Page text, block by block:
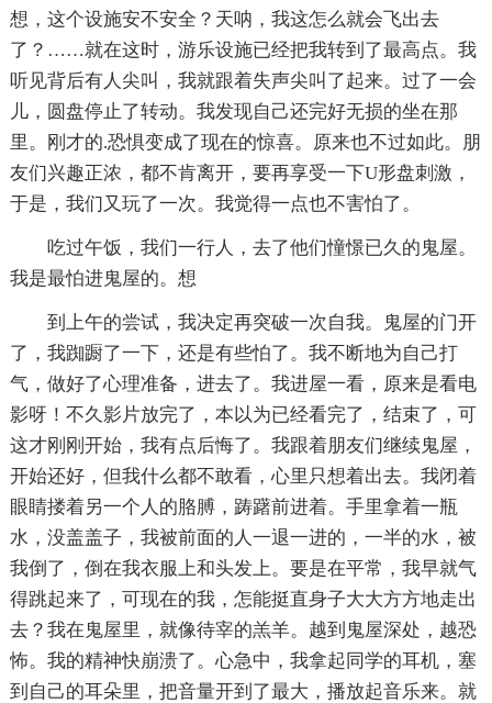
想，这个设施安不安全？天呐，我这怎么就会飞出去
了？……就在这时，游乐设施已经把我转到了最高点。我
听见背后有人尖叫，我就跟着失声尖叫了起来。过了一会
儿，圆盘停止了转动。我发现自己还完好无损的坐在那
里。刚才的.恐惧变成了现在的惊喜。原来也不过如此。朋
友们兴趣正浓，都不肯离开，要再享受一下U形盘刺激，
于是，我们又玩了一次。我觉得一点也不害怕了。
吃过午饭，我们一行人，去了他们憧憬已久的鬼屋。
我是最怕进鬼屋的。想
到上午的尝试，我决定再突破一次自我。鬼屋的门开
了，我踟蹰了一下，还是有些怕了。我不断地为自己打
气，做好了心理准备，进去了。我进屋一看，原来是看电
影呀！不久影片放完了，本以为已经看完了，结束了，可
这才刚刚开始，我有点后悔了。我跟着朋友们继续鬼屋，
开始还好，但我什么都不敢看，心里只想着出去。我闭着
眼睛搂着另一个人的胳膊，踌躇前进着。手里拿着一瓶
水，没盖盖子，我被前面的人一退一进的，一半的水，被
我倒了，倒在我衣服上和头发上。要是在平常，我早就气
得跳起来了，可现在的我，怎能挺直身子大大方方地走出
去？我在鬼屋里，就像待宰的羔羊。越到鬼屋深处，越恐
怖。我的精神快崩溃了。心急中，我拿起同学的耳机，塞
到自己的耳朵里，把音量开到了最大，播放起音乐来。就